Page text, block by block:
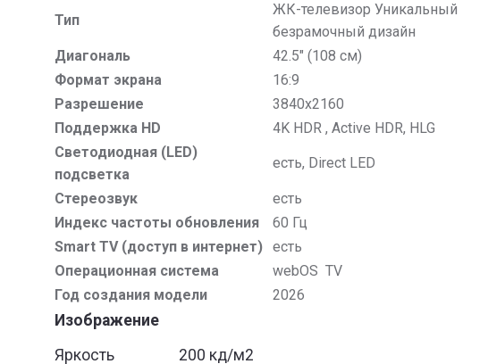
Тип
ЖК-телевизор Уникальный
безрамочный дизайн
Диагональ
42.5" (108 см)
Формат экрана
16:9
Разрешение
3840x2160
Поддержка HD
4K HDR , Active HDR, HLG
Светодиодная (LED)
подсветка
есть, Direct LED
Стереозвук
есть
Индекс частоты обновления
60 Гц
Smart TV (доступ в интернет) есть
Операционная система
webOS TV
Год создания модели
2026
Изображение
Яркость 200 кд/м2